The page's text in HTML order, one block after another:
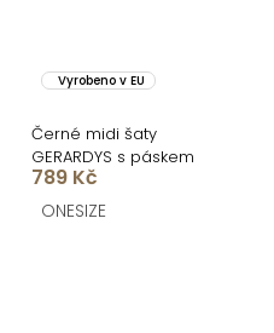
Vyrobeno v EU
Černé midi šaty
GERARDYS s páskem
789 Kč
ONESIZE